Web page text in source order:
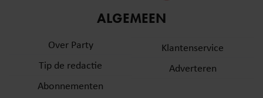
partners voor social media, adverteren en analyse. Deze
informatie die u aan ze heeft verstrekt of die ze hebben
verzameld op basis van uw gebruik van hun services. U
gebruiken.
ALGEMEEN
Over Party
Tip de redactie
Abonnementen
Klantenservice
Adverteren